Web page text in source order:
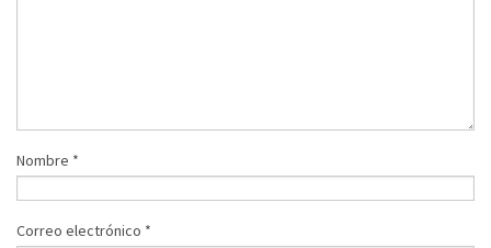
Nombre *
Correo electrónico *